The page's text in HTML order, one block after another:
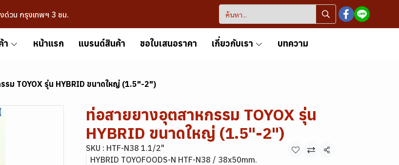
ด่วน กรุงเทพฯ 3 ชม.
า หน้าแรก แบรนด์สินค้า ขอใบเสนอราคา เกี่ยวกับเรา บทความ
รม TOYOX รุ่น HYBRID ขนาดใหญ่ (1.5"-2")
ท่อสายยางอุตสาหกรรม TOYOX รุ่น
HYBRID ขนาดใหญ่ (1.5"-2")
SKU : HTF-N38 1.1/2"
HYBRID TOYOFOODS-N HTF-N38 / 38x50mm.
แชร์